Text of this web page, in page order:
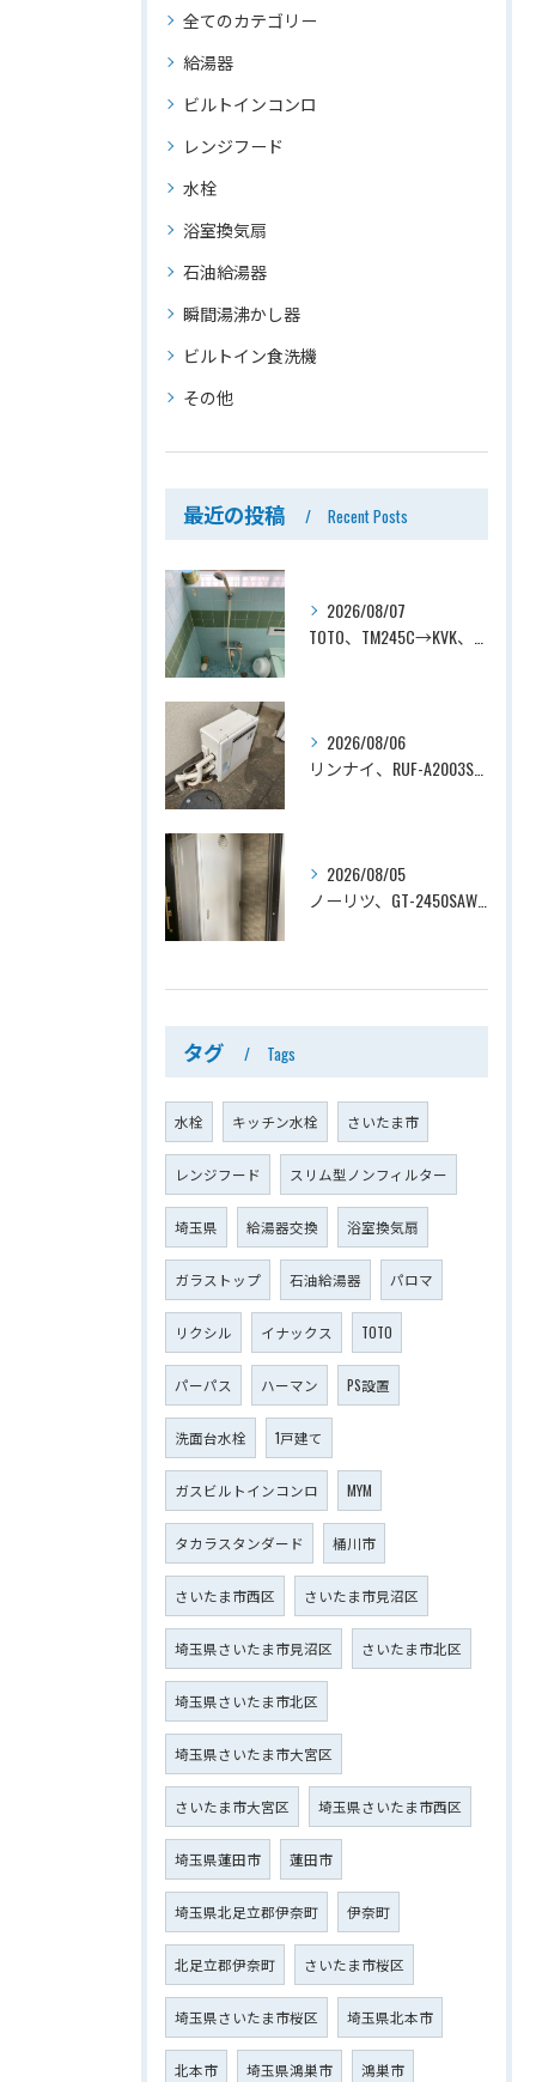
全てのカテゴリー
給湯器
ビルトインコンロ
レンジフード
水栓
浴室換気扇
石油給湯器
瞬間湯沸かし器
ビルトイン食洗機
その他
最近の投稿 Recent Posts
2026/08/07
TOTO、TM245C→KVK、KF800T、壁付タイプ、サーモスタット付シャワーバス水栓、浴室用水栓交換工事ー埼玉県上尾市平塚
2026/08/06
リンナイ、RUF-A2003SAG(A)→ノーリツ、GT-C2072SAR-1 BL、20号、エコジョーズ、オート、屋外据置型、給湯器交換工事ー埼玉県上尾市平塚
2026/08/05
ノーリツ、GT-2450SAWX-TB→ノーリツ、GT-2470SAW-TB-1 BL 、24号、オート、PS扉内後方排気、給湯器交換工事ー埼玉県さいたま市南区鹿手袋
タグ Tags
水栓 キッチン水栓 さいたま市
レンジフード スリム型ノンフィルター
埼玉県 給湯器交換 浴室換気扇
ガラストップ 石油給湯器 パロマ
リクシル イナックス TOTO
パーパス ハーマン PS設置
洗面台水栓 1戸建て
ガスビルトインコンロ MYM
タカラスタンダード 桶川市
さいたま市西区 さいたま市見沼区
埼玉県さいたま市見沼区 さいたま市北区
埼玉県さいたま市北区
埼玉県さいたま市大宮区
さいたま市大宮区 埼玉県さいたま市西区
埼玉県蓮田市 蓮田市
埼玉県北足立郡伊奈町 伊奈町
北足立郡伊奈町 さいたま市桜区
埼玉県さいたま市桜区 埼玉県北本市
北本市 埼玉県鴻巣市 鴻巣市